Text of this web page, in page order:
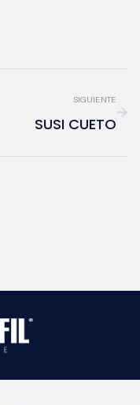
SIGUIENTE
SUSI CUETO